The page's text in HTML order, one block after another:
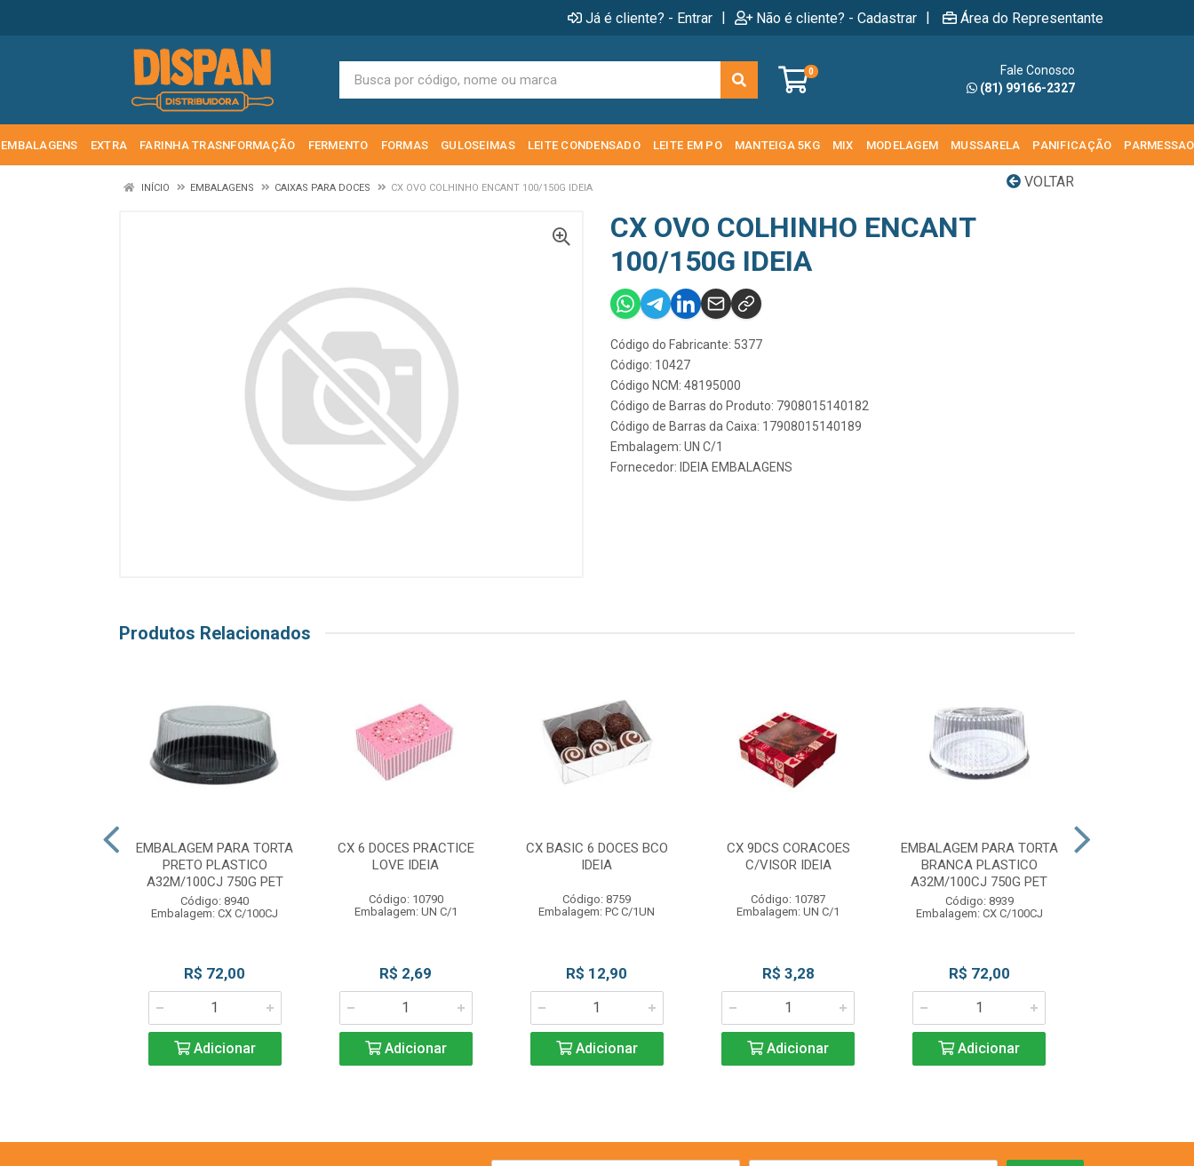
Já é cliente? - Entrar | Não é cliente? - Cadastrar | Área do Representante
0
Fale Conosco
(81) 99166-2327
EMBALAGENS EXTRA FARINHA TRASNFORMAÇÃO FERMENTO FORMAS GULOSEIMAS LEITE CONDENSADO LEITE EM PO MANTEIGA 5KG MIX MODELAGEM MUSSARELA PANIFICAÇÃO PARMESSAO
VOLTAR
INÍCIO EMBALAGENS CAIXAS PARA DOCES CX OVO COLHINHO ENCANT 100/150G IDEIA
CX OVO COLHINHO ENCANT
100/150G IDEIA
Código do Fabricante: 5377
Código: 10427
Código NCM: 48195000
Código de Barras do Produto: 7908015140182
Código de Barras da Caixa: 17908015140189
Embalagem: UN C/1
Fornecedor: IDEIA EMBALAGENS
Produtos Relacionados
EMBALAGEM PARA TORTA
PRETO PLASTICO
A32M/100CJ 750G PET
Código: 8940
Embalagem: CX C/100CJ
R$ 72,00
Adicionar
CX 6 DOCES PRACTICE
LOVE IDEIA
Código: 10790
Embalagem: UN C/1
R$ 2,69
Adicionar
CX BASIC 6 DOCES BCO
IDEIA
Código: 8759
Embalagem: PC C/1UN
R$ 12,90
Adicionar
CX 9DCS CORACOES
C/VISOR IDEIA
Código: 10787
Embalagem: UN C/1
R$ 3,28
Adicionar
EMBALAGEM PARA TORTA
BRANCA PLASTICO
A32M/100CJ 750G PET
Código: 8939
Embalagem: CX C/100CJ
R$ 72,00
Adicionar